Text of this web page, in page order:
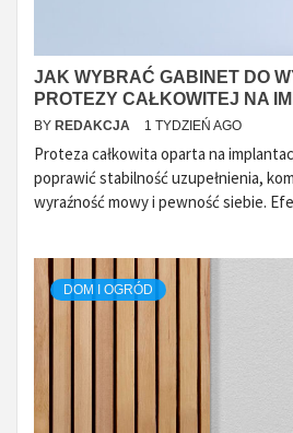
JAK WYBRAĆ GABINET DO
PROTEZY CAŁKOWITEJ NA
BY REDAKCJA 1 TYDZIEŃ AGO
Proteza całkowita oparta na
poprawić stabilność uzupełnienia,
wyraźność mowy i pewność siebie.
DOM I OGRÓD